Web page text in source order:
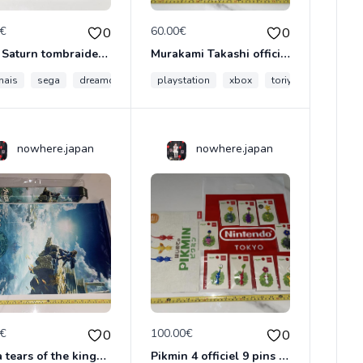
japon
0
Sega Saturn tombraider tomb raider raiders trial édition promo demo sample japon japonais
sega dreamcast trial démo
60.00€ 0
Murakami Takashi officiel Kaikai kiki clone x tote bag rtfkt sac Japon DEMON flower Nike
playstation xbox toriyama
nowhere.japan
0
Zelda tears of the kingdom premium tapestry wall scroll collector japon nintendo switch
nowhere.japan
100.00€ 0
Pikmin 4 officiel 9 pins collector Nintendo store Tokyo Japon full set switch neuf